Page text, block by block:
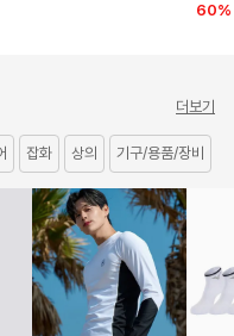
60%
더보기
잡화 상의 기구/용품/장비